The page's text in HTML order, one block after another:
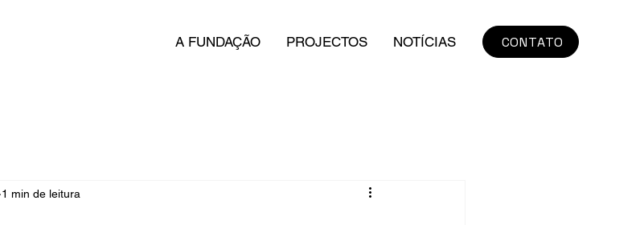
CONTATO
A FUNDAÇÃO PROJECTOS NOTÍCIAS
1 min de leitura